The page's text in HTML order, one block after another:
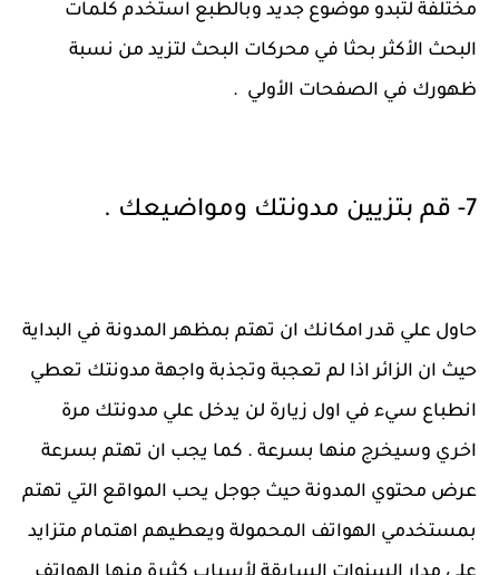
مختلفة لتبدو موضوع جديد وبالطبع استخدم كلمات
البحث الأكثر بحثا في محركات البحث لتزيد من نسبة
ظهورك في الصفحات الأولي .
7- قم بتزيين مدونتك ومواضيعك .
حاول علي قدر امكانك ان تهتم بمظهر المدونة في البداية
حيث ان الزائر اذا لم تعجبة وتجذبة واجهة مدونتك تعطي
انطباع سيء في اول زيارة لن يدخل علي مدونتك مرة
اخري وسيخرج منها بسرعة . كما يجب ان تهتم بسرعة
عرض محتوي المدونة حيث جوجل يحب المواقع التي تهتم
بمستخدمي الهواتف المحمولة ويعطيهم اهتمام متزايد